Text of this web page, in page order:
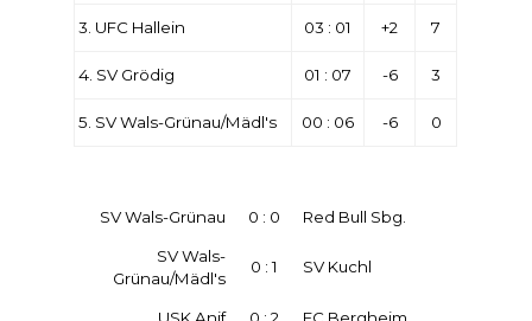
3. UFC Hallein 03 : 01 +2 7
4. SV Grödig 01 : 07 -6 3
5. SV Wals-Grünau/Mädl's 00 : 06 -6 0
SV Wals-Grünau 0 : 0 Red Bull Sbg.
SV Wals-
Grünau/Mädl's
0 : 1 SV Kuchl